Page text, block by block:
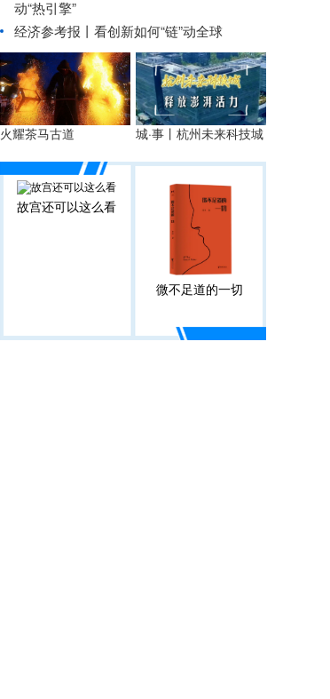
动“热引擎”
经济参考报丨 看创新如何“链”动全球
火耀茶马古道 城·事丨杭州未来科技城
故宫还可以这么看
微不足道的一切